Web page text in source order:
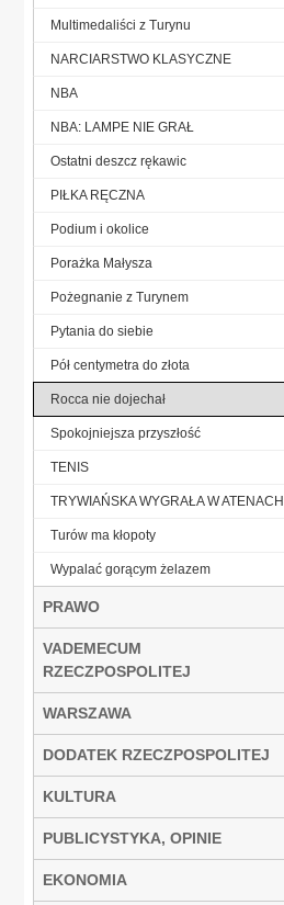
Multimedaliści z Turynu
NARCIARSTWO KLASYCZNE
NBA
NBA: LAMPE NIE GRAŁ
Ostatni deszcz rękawic
PIŁKA RĘCZNA
Podium i okolice
Porażka Małysza
Pożegnanie z Turynem
Pytania do siebie
Pół centymetra do złota
Rocca nie dojechał
Spokojniejsza przyszłość
TENIS
TRYWIAŃSKA WYGRAŁA W ATENACH
Turów ma kłopoty
Wypalać gorącym żelazem
PRAWO
VADEMECUM
RZECZPOSPOLITEJ
WARSZAWA
DODATEK RZECZPOSPOLITEJ
KULTURA
PUBLICYSTYKA, OPINIE
EKONOMIA